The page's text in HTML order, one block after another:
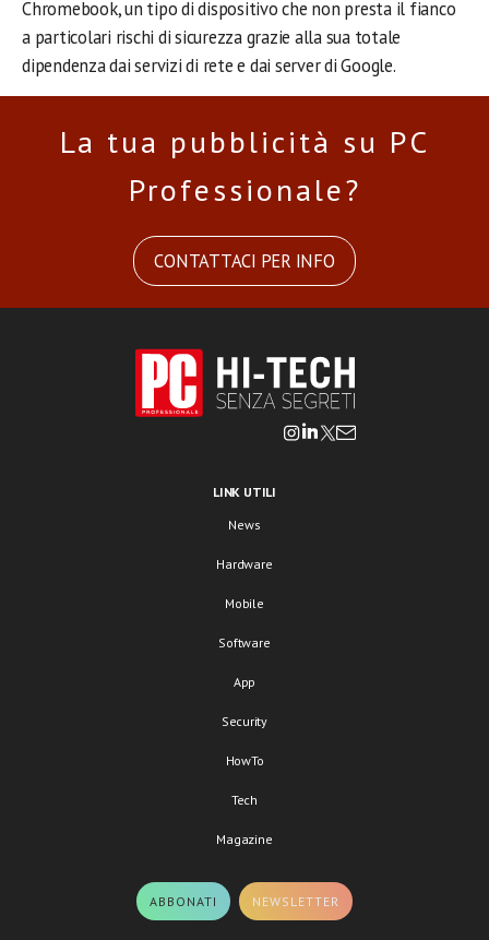
Chromebook, un tipo di dispositivo che non presta il fianco
a particolari rischi di sicurezza grazie alla sua totale
dipendenza dai servizi di rete e dai server di Google.
La tua pubblicità su PC
Professionale?
CONTATTACI PER INFO
LINK UTILI
News
Hardware
Mobile
Software
App
Security
HowTo
Tech
Magazine
ABBONATI NEWSLETTER